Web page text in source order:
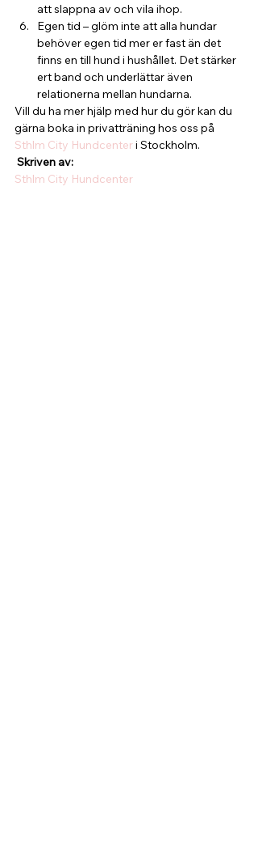
att slappna av och vila ihop.
Egen tid – glöm inte att alla hundar
behöver egen tid mer er fast än det
finns en till hund i hushållet. Det stärker
ert band och underlättar även
relationerna mellan hundarna.
Vill du ha mer hjälp med hur du gör kan du
gärna boka in privatträning hos oss på
Sthlm City Hundcenter i Stockholm.
Skriven av:
Sthlm City Hundcenter